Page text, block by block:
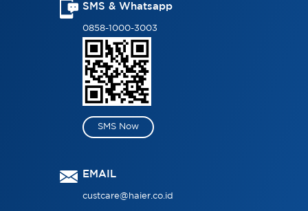
SMS & Whatsapp
0858-1000-3003
SMS Now
EMAIL
custcare@haier.co.id